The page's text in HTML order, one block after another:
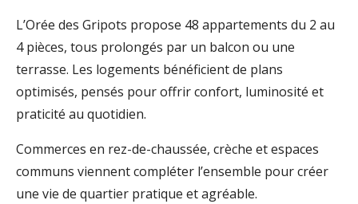
L’Orée des Gripots propose 48 appartements du 2 au
4 pièces, tous prolongés par un balcon ou une
terrasse. Les logements bénéficient de plans
optimisés, pensés pour offrir confort, luminosité et
praticité au quotidien.
Commerces en rez-de-chaussée, crèche et espaces
communs viennent compléter l’ensemble pour créer
une vie de quartier pratique et agréable.